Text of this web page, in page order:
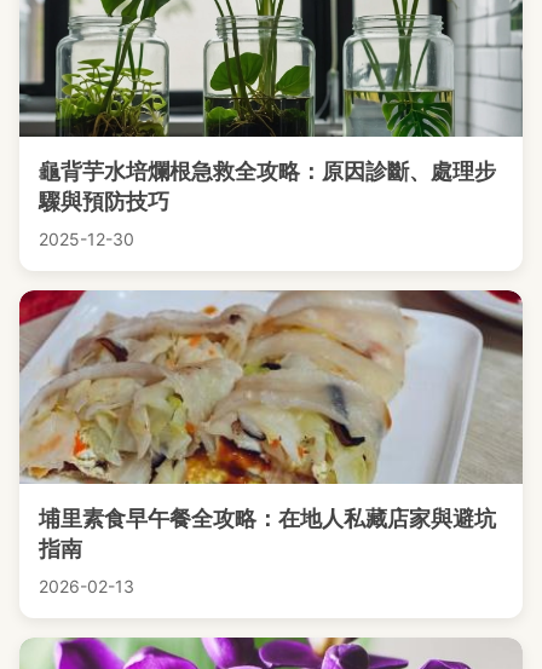
龜背芋水培爛根急救全攻略：原因診斷、處理步
驟與預防技巧
2025-12-30
埔里素食早午餐全攻略：在地人私藏店家與避坑
指南
2026-02-13